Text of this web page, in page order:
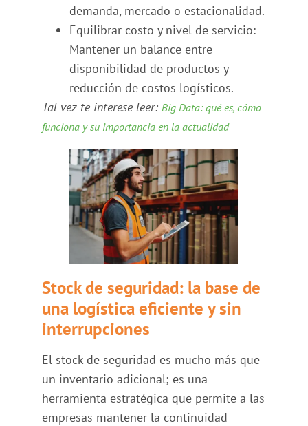
demanda, mercado o estacionalidad.
Equilibrar costo y nivel de servicio:
Mantener un balance entre
disponibilidad de productos y
reducción de costos logísticos.
Tal vez te interese leer:Big Data: qué es, cómo
funciona y su importancia en la actualidad
Stock de seguridad: la base de
una logística eficiente y sin
interrupciones
El stock de seguridad es mucho más que
un inventario adicional; es una
herramienta estratégica que permite a las
empresas mantener la continuidad